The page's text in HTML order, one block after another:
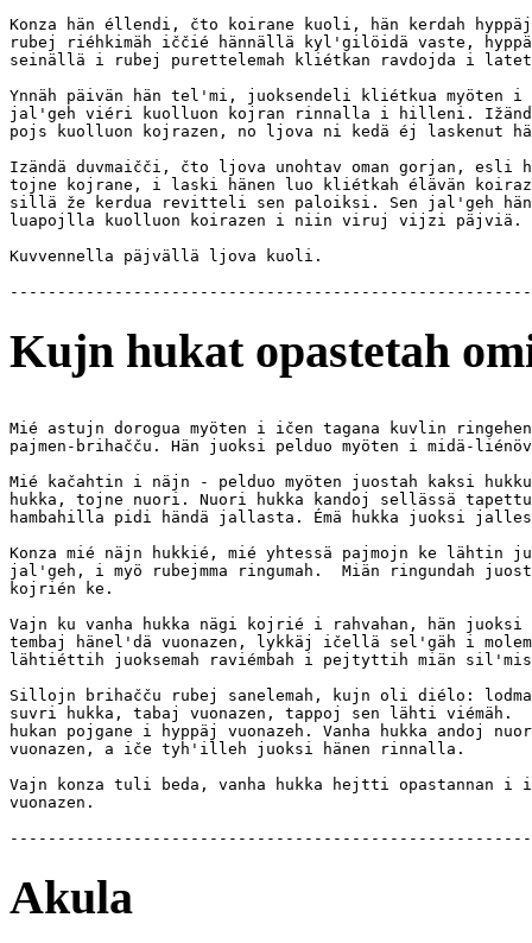
Konza hän éllendi, čto koirane kuoli, hän kerdah
rubej riéhkimäh iččié hännällä kyl'gilöidä vaste,
seinällä i rubej purettelemah kliétkan ravdojda i
Ynnäh päivän hän tel'mi, juoksendeli kliétkua myöten i
jal'geh viéri kuolluon kojran rinnalla i hilleni.
pojs kuolluon kojrazen, no ljova ni kedä éj laskenut
Izändä duvmaičči, čto ljova unohtav oman gorjan, esli
tojne kojrane, i laski hänen luo kliétkah élävän
sillä že kerdua revitteli sen paloiksi. Sen jal'geh
luapojlla kuolluon koirazen i niin viruj vijzi päjviä.
Kuvvennella päjvällä ljova kuoli.
Kujn hukat opastetah
Mié astujn dorogua myöten i ičen tagana kuvlin
pajmen-brihačču. Hän juoksi pelduo myöten i midä-
Mié kačahtin i näjn - pelduo myöten juostah kaksi
hukka, tojne nuori. Nuori hukka kandoj sellässä
hambahilla pidi händä jallasta. Émä hukka juoksi
Konza mié näjn hukkié, mié yhtessä pajmojn ke lähtin
jal'geh, i myö rubejmma ringumah.  Miän ringundah
kojrién ke.
Vajn ku vanha hukka nägi kojrié i rahvahan, hän juoksi
tembaj hänel'dä vuonazen, lykkäj ičellä sel'gäh i
lähtiéttih juoksemah raviémbah i pejtyttih miän
Sillojn brihačču rubej sanelemah, kujn oli diélo:
suvri hukka, tabaj vuonazen, tappoj sen lähti viémäh.
hukan pojgane i hyppäj vuonazeh. Vanha hukka andoj
vuonazen, a iče tyh'illeh juoksi hänen rinnalla.
Vajn konza tuli beda, vanha hukka hejtti opastannan
vuonazen.
Akula